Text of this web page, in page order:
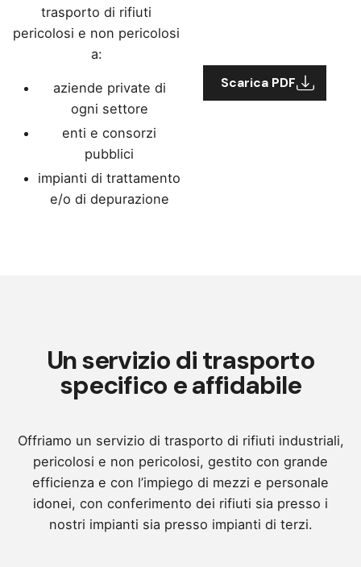
trasporto di rifiuti
pericolosi e non pericolosi
a:
aziende private di
ogni settore
enti e consorzi
pubblici
impianti di trattamento
e/o di depurazione
Scarica PDF
Un servizio di trasporto
specifico e affidabile
Offriamo un servizio di trasporto di rifiuti industriali,
pericolosi e non pericolosi, gestito con grande
efficienza e con l’impiego di mezzi e personale
idonei, con conferimento dei rifiuti sia presso i
nostri impianti sia presso impianti di terzi.